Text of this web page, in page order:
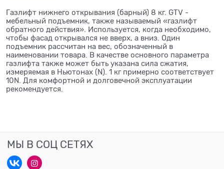
Газлифт нижнего открывания (барный) 8 кг. GTV -
мебельный подъемник, также называемый «газлифт
обратного действия». Используется, когда необходимо,
чтобы фасад открывался не вверх, а вниз. Один
подъемник рассчитан на вес, обозначенный в
наименовании товара. В качестве основного параметра
газлифта также может быть указана сила сжатия,
измеряемая в Ньютонах (N). 1 кг примерно соответствует
10N. Для комфортной и долговечной эксплуатации
рекомендуется.
МЫ В СОЦ СЕТЯХ